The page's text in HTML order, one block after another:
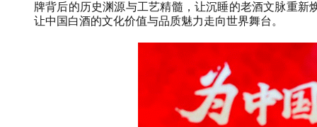
牌背后的历史渊源与工艺精髓，让沉睡的老酒文脉重
让中国白酒的文化价值与品质魅力走向世界舞台。